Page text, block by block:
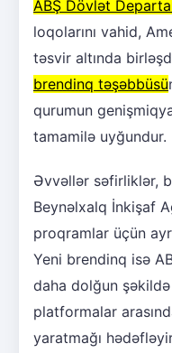
ABŞ Dövlət
loqolarını vahid,
təsvir altında
brendinq təşəbbüsü
qurumun
tamamilə uyğundur.
Əvvəllər səfirliklər,
Beynəlxalq İnkişaf
proqramlar üçün
Yeni brendinq isə
daha dolğun
platformalar
yaratmağı